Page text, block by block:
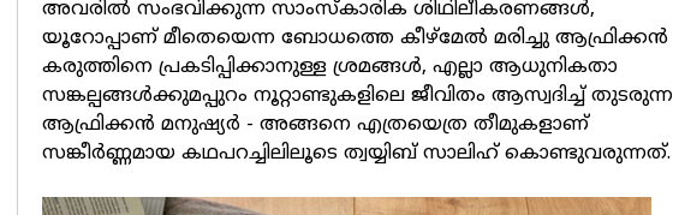
അവരിൽ സംഭവിക്കുന്ന സാംസ്‌കാരിക ശിഥിലീകരണങ്ങൾ,
യൂറോപ്പാണ് മീതെയെന്ന ബോധത്തെ കീഴ്മേൽ മരിച്ചു ആഫ്രിക്കൻ
കരുത്തിനെ പ്രകടിപ്പിക്കാനുള്ള ശ്രമങ്ങൾ, എല്ലാ ആധുനികതാ
സങ്കല്പങ്ങൾക്കുമപ്പുറം നൂറ്റാണ്ടുകളിലെ ജീവിതം ആസ്വദിച്ച് തുടരുന്ന
ആഫ്രിക്കൻ മനുഷ്യർ - അങ്ങനെ എത്രയെത്ര തീമുകളാണ്
സങ്കീർണ്ണമായ കഥപറച്ചിലിലൂടെ ത്വയ്യിബ് സാലിഹ് കൊണ്ടുവരുന്നത്.